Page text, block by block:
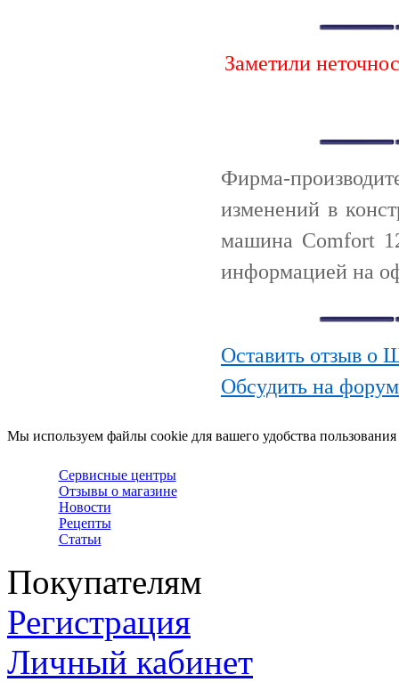
Заметили
Фирма-
изменений в
машина Comfort
информацией на
Оставить отзыв о
Обсудить на
Мы используем файлы cookie для вашего удобства
Сервисные центры
Отзывы о магазине
Новости
Рецепты
Статьи
Покупателям
Регистрация
Личный кабинет